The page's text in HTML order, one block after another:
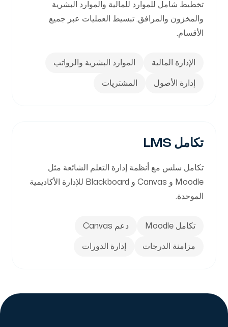
إدارة مزودي الإنترنت
التسويق الرقمي
إدارة تكنولوجيا المعلومات
بيت التطوير
أم الفحم
شارع القدس
ساحة المصممين
أم الفحم
تخطيط شامل للموارد للمالية والموارد البشرية
والمخزون والمرافق. تبسيط العمليات عبر جميع
الأقسام.
الإدارة المالية الموارد البشرية والرواتب
إدارة الأصول المشتريات
تكامل LMS
تكامل سلس مع أنظمة إدارة التعلم الشائعة مثل
Moodle و Canvas و Blackboard للإدارة الأكاديمية
الموحدة.
تكامل Moodle دعم Canvas
مزامنة الدرجات إدارة الدورات